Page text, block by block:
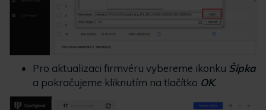
Pro aktualizaci firmvéru vybereme ikonku Šipka
a pokračujeme kliknutím na tlačítko OK.